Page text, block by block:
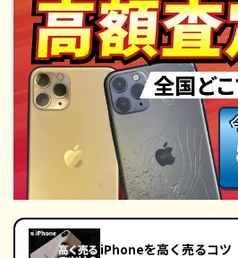
iPhoneを高く売るコツ